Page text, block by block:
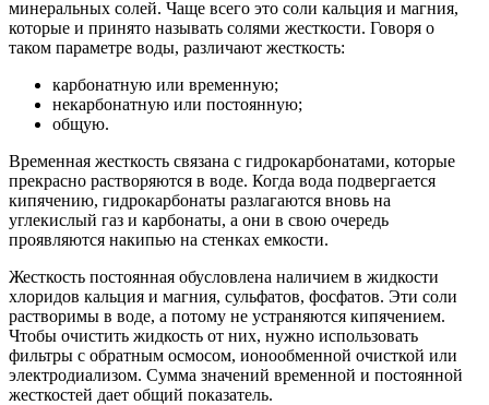
минеральных солей. Чаще всего это соли кальция и магния,
которые и принято называть солями жесткости. Говоря о
таком параметре воды, различают жесткость:
карбонатную или временную;
некарбонатную или постоянную;
общую.
Временная жесткость связана с гидрокарбонатами, которые
прекрасно растворяются в воде. Когда вода подвергается
кипячению, гидрокарбонаты разлагаются вновь на
углекислый газ и карбонаты, а они в свою очередь
проявляются накипью на стенках емкости.
Жесткость постоянная обусловлена наличием в жидкости
хлоридов кальция и магния, сульфатов, фосфатов. Эти соли
растворимы в воде, а потому не устраняются кипячением.
Чтобы очистить жидкость от них, нужно использовать
фильтры с обратным осмосом, ионообменной очисткой или
электродиализом. Сумма значений временной и постоянной
жесткостей дает общий показатель.